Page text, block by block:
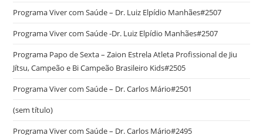
Programa Viver com Saúde – Dr. Luiz Elpídio Manhães#2507
Programa Viver com Saúde -Dr. Luiz Elpídio Manhães#2507
Programa Papo de Sexta – Zaion Estrela Atleta Profissional de Jiu
Jítsu, Campeão e Bi Campeão Brasileiro Kids#2505
Programa Viver com Saúde – Dr. Carlos Mário#2501
(sem título)
Programa Viver com Saúde – Dr. Carlos Mário#2495